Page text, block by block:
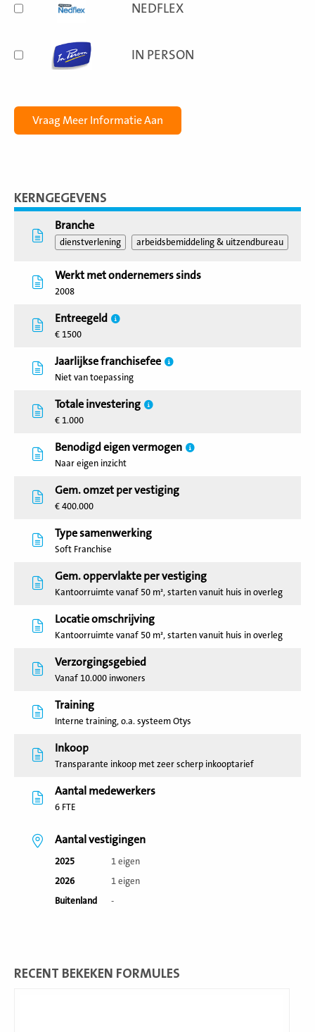
NEDFLEX
IN PERSON
KERNGEGEVENS
Branche
dienstverlening arbeidsbemiddeling & uitzendbureau
Werkt met ondernemers sinds
2008
Entreegeld
€ 1500
Jaarlijkse franchisefee
Niet van toepassing
Totale investering
€ 1.000
Benodigd eigen vermogen
Naar eigen inzicht
Gem. omzet per vestiging
€ 400.000
Type samenwerking
Soft Franchise
Gem. oppervlakte per vestiging
Kantoorruimte vanaf 50 m², starten vanuit huis in overleg
Locatie omschrijving
Kantoorruimte vanaf 50 m², starten vanuit huis in overleg
Verzorgingsgebied
Vanaf 10.000 inwoners
Training
Interne training, o.a. systeem Otys
Inkoop
Transparante inkoop met zeer scherp inkooptarief
Aantal medewerkers
6 FTE
Aantal vestigingen
2025
1 eigen
2026
1 eigen
Buitenland
-
RECENT BEKEKEN FORMULES